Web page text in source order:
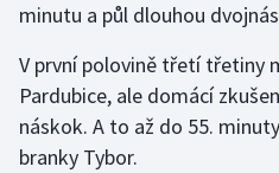
Ostatní
minutu a půl dlouhou
V první polovině třetí třetiny
Pardubice, ale domácí
náskok. A to až do 55.
branky Tybor.